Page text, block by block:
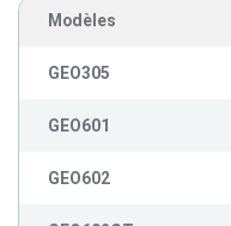
Modèles
GEO305
GEO601
GEO602